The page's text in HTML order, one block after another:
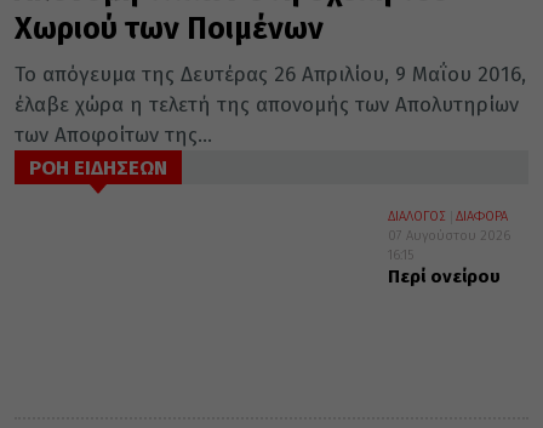
Χωριού των Ποιμένων
Το απόγευμα της Δευτέρας 26 Απριλίου, 9 Μαΐου 2016,
έλαβε χώρα η τελετή της απονομής των Απολυτηρίων
των Αποφοίτων της...
ΡΟΗ ΕΙΔΗΣΕΩΝ
ΔΙΑΛΟΓΟΣ
ΔΙΑΦΟΡΑ
07 Αυγούστου 2026
16:15
Περί ονείρου